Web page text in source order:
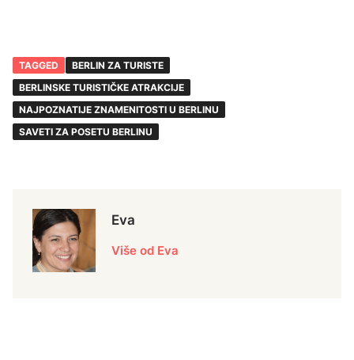
TAGGED
BERLIN ZA TURISTE
BERLINSKE TURISTIČKE ATRAKCIJE
NAJPOZNATIJE ZNAMENITOSTI U BERLINU
SAVETI ZA POSETU BERLINU
Eva
Više od Eva